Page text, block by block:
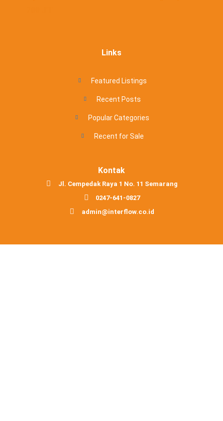
Links
Featured Listings
Recent Posts
Popular Categories
Recent for Sale
Kontak
Jl. Cempedak Raya 1 No. 11 Semarang
0247-641-0827
admin@interflow.co.id